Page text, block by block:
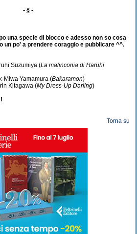
• § •
una specie di blocco e adesso non so cosa
un po' a prendere coraggio e pubblicare ^^.
Suzumiya (La malinconia di Haruhi
Miwa Yamamura (Bakaramon)
Kitagawa (My Dress-Up Darling)
Torna su